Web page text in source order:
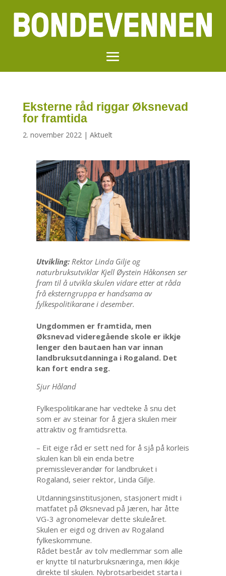
Eksterne råd riggar Øksnevad
for framtida
2. november 2022| Aktuelt
Utvikling:Rektor Linda Gilje og
naturbruksutviklar Kjell Øystein Håkonsen ser
fram til å utvikla skulen vidare etter at råda
frå eksterngruppa er handsama av
fylkespolitikarane i desember.
Ungdommen er framtida, men
Øksnevad videregående skole er ikkje
lenger den bautaen han var innan
landbruksutdanninga i Rogaland. Det
kan fort endra seg.
Sjur Håland
Fylkespolitikarane har vedteke å snu det
som er av steinar for å gjera skulen meir
attraktiv og framtidsretta.
– Eit eige råd er sett ned for å sjå på korleis
skulen kan bli ein enda betre
premissleverandør for landbruket i
Rogaland, seier rektor, Linda Gilje.
Utdanningsinstitusjonen, stasjonert midt i
matfatet på Øksnevad på Jæren, har åtte
VG-3 agronomelevar dette skuleåret.
Skulen er eigd og driven av Rogaland
fylkeskommune.
Rådet består av tolv medlemmar som alle
er knytte til naturbruksnæringa, men ikkje
direkte til skulen. Nybrotsarbeidet starta i